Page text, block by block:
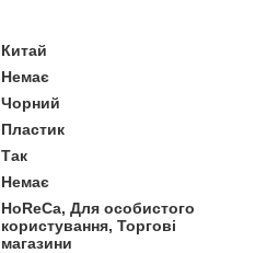
Китай
Немає
Чорний
Пластик
Так
Немає
HoReCa, Для особистого
користування, Торгові
магазини